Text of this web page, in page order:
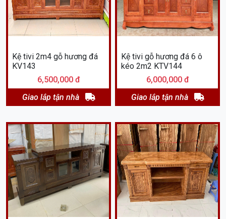
Kệ tivi 2m4 gỗ hương đá
KV143
6,500,000 đ
Giao lắp tận nhà
Kệ tivi gỗ hương đá 6 ô
kéo 2m2 KTV144
6,000,000 đ
Giao lắp tận nhà